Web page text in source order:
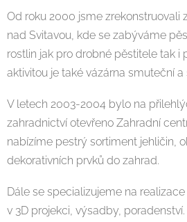
Od roku 2000 jsme zrekonstruovali
nad Svitavou, kde se zabýváme
rostlin jak pro drobné pěstitele tak i
aktivitou je také vázárna smuteční a
V letech 2003-2004 bylo na
zahradnictví otevřeno Zahradní
nabízíme pestrý sortiment jehličin,
dekorativních prvků do zahrad.
Dále se specializujeme na
v 3D projekci, výsadby,